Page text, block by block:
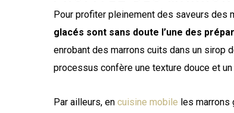
Pour profiter pleinement des saveurs des
glacés sont sans doute l’une des
enrobant des marrons cuits dans un sirop
processus confère une texture douce et
Par ailleurs, en cuisine mobile les marrons